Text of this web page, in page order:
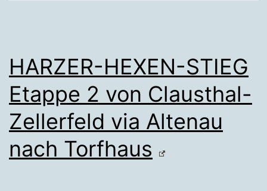
HARZER-HEXEN-STIEG
Etappe 2 von Clausthal-
Zellerfeld via Altenau
nach Torfhaus